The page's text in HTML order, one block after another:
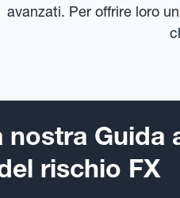
avanzati. Per offrire loro
nostra Guida
rischio FX